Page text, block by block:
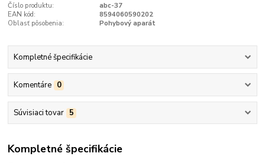
Číslo produktu:
abc-37
EAN kód:
8594060590202
Oblasť pôsobenia:
Pohybový aparát
Kompletné špecifikácie
Komentáre 0
Súvisiaci tovar 5
Kompletné špecifikácie